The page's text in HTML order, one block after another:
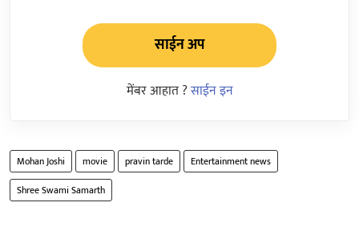
साईन अप
मेंबर आहात ?साईन इन
Mohan Joshi movie pravin tarde
Entertainment news
Shree Swami Samarth